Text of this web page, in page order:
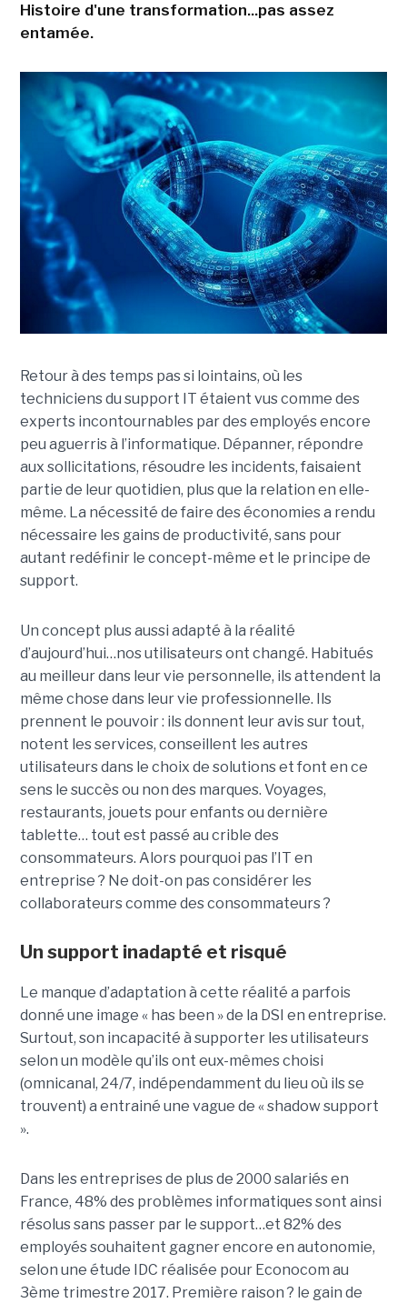
Histoire d'une transformation...pas assez
entamée.
Retour à des temps pas si lointains, où les
techniciens du support IT étaient vus comme des
experts incontournables par des employés encore
peu aguerris à l’informatique. Dépanner, répondre
aux sollicitations, résoudre les incidents, faisaient
partie de leur quotidien, plus que la relation en elle-
même. La nécessité de faire des économies a rendu
nécessaire les gains de productivité, sans pour
autant redéfinir le concept-même et le principe de
support.
Un concept plus aussi adapté à la réalité
d’aujourd’hui…nos utilisateurs ont changé. Habitués
au meilleur dans leur vie personnelle, ils attendent la
même chose dans leur vie professionnelle. Ils
prennent le pouvoir : ils donnent leur avis sur tout,
notent les services, conseillent les autres
utilisateurs dans le choix de solutions et font en ce
sens le succès ou non des marques. Voyages,
restaurants, jouets pour enfants ou dernière
tablette… tout est passé au crible des
consommateurs. Alors pourquoi pas l’IT en
entreprise ? Ne doit-on pas considérer les
collaborateurs comme des consommateurs ?
Un support inadapté et risqué
Le manque d’adaptation à cette réalité a parfois
donné une image « has been » de la DSI en entreprise.
Surtout, son incapacité à supporter les utilisateurs
selon un modèle qu’ils ont eux-mêmes choisi
(omnicanal, 24/7, indépendamment du lieu où ils se
trouvent) a entrainé une vague de « shadow support
».
Dans les entreprises de plus de 2000 salariés en
France, 48% des problèmes informatiques sont ainsi
résolus sans passer par le support…et 82% des
employés souhaitent gagner encore en autonomie,
selon une étude IDC réalisée pour Econocom au
3ème trimestre 2017. Première raison ? le gain de